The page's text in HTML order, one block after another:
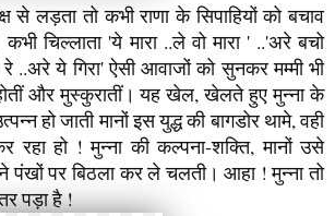
से लड़ता तो कभी राणा के सिपाहियों को बचाव
चिल्लाता 'ये मारा ..ले वो मारा ' ..'अरे बचो
..अरे ये गिरा' ऐसी आवाजों को सुनकर मम्मी भी
और मुस्कुरातीं। यह खेल, खेलते हुए मुन्ना के
हो जाती मानों इस युद्ध की बागडोर थामे, वही
रहा हो ! मुन्ना की कल्पना-शक्ति, मानों उसे
पंखों पर बिठला कर ले चलती। आहा ! मुन्ना तो
पड़ा है !